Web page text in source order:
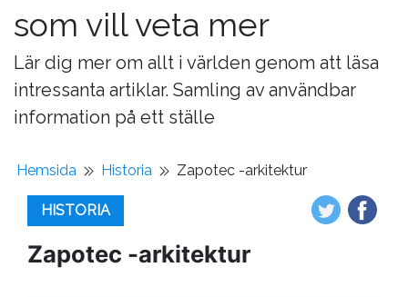
som vill veta mer
Lär dig mer om allt i världen genom att läsa
intressanta artiklar. Samling av användbar
information på ett ställe
Hemsida Historia Zapotec -arkitektur
HISTORIA
Zapotec -arkitektur